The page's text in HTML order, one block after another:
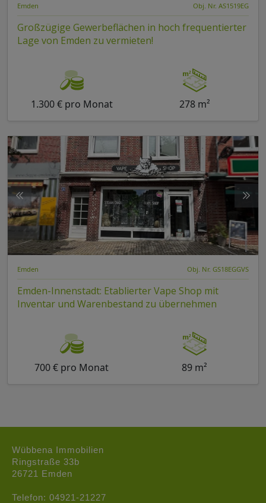
Emden Obj. Nr. AS1519EG
Großzügige Gewerbeflächen in hoch frequentierter
Lage von Emden zu vermieten!
1.300 € pro Monat 278 m²
Emden Obj. Nr. GS18EGGVS
Emden-Innenstadt: Etablierter Vape Shop mit
Inventar und Warenbestand zu übernehmen
700 € pro Monat 89 m²
Wübbena Immobilien
Ringstraße 33b
26721 Emden
Telefon: 04921-21227